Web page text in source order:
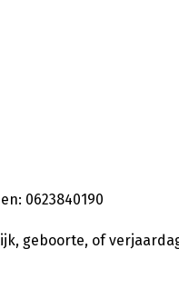
0623840190
geboorte, of